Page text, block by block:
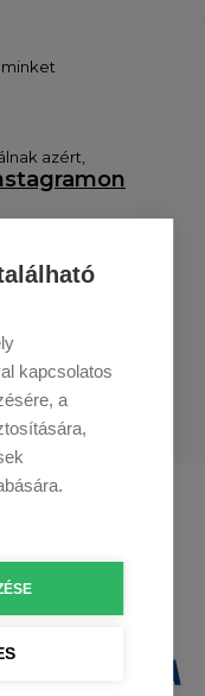
kapcsolatos
a
azért,